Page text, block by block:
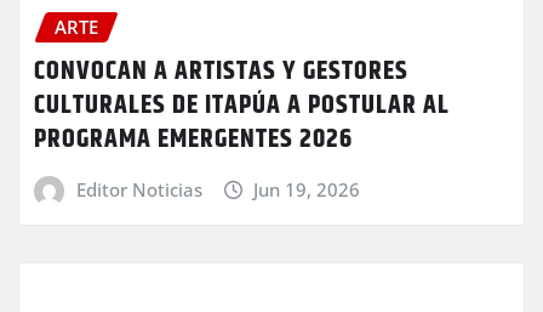
ARTE
CONVOCAN A ARTISTAS Y GESTORES
CULTURALES DE ITAPÚA A POSTULAR AL
PROGRAMA EMERGENTES 2026
Editor Noticias Jun 19, 2026